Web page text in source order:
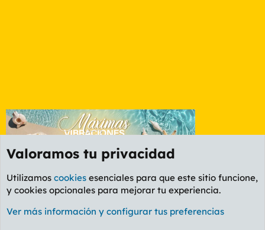
Foro General
Cookies
PL OLDSTYLE AMARILLO
Valoramos tu privacidad
Utilizamos cookies esenciales para que este sitio funcione,
y cookies opcionales para mejorar tu experiencia.
Ver más información y configurar tus preferencias